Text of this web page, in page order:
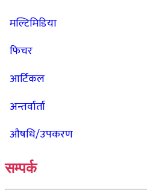
मल्टिमिडिया
फिचर
आर्टिकल
अन्तर्वार्ता
औषधि/उपकरण
सम्पर्क